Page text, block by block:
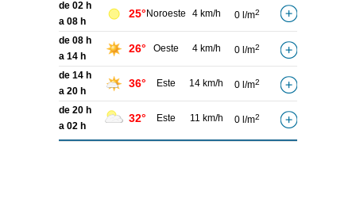
de 02 h
a 08 h
25° Noroeste 4 km/h 0 l/m2
de 08 h
a 14 h
26° Oeste 4 km/h 0 l/m2
de 14 h
a 20 h
36° Este 14 km/h 0 l/m2
de 20 h
a 02 h
32° Este 11 km/h 0 l/m2